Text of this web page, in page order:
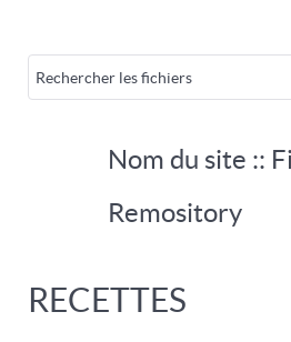
Nom du site ::
Remository
RECETTES